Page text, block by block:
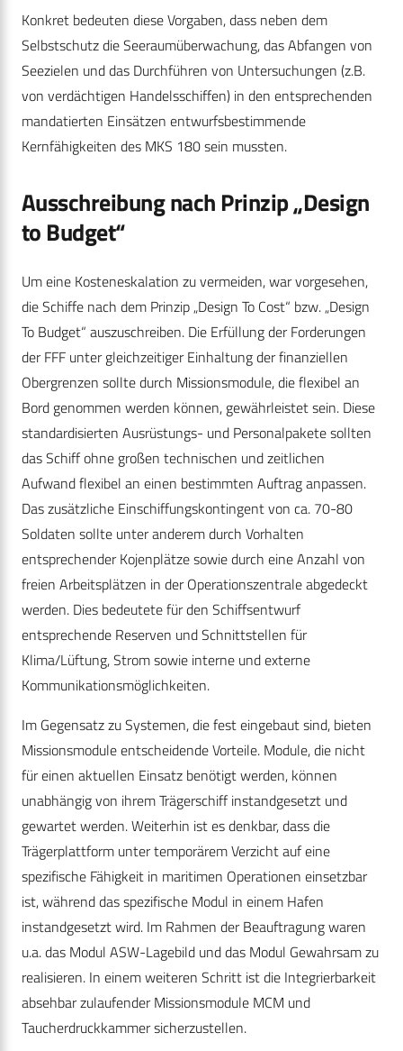
Konkret bedeuten diese Vorgaben, dass neben dem
Selbstschutz die Seeraumüberwachung, das Abfangen von
Seezielen und das Durchführen von Untersuchungen (z.B.
von verdächtigen Handelsschiffen) in den entsprechenden
mandatierten Einsätzen entwurfsbestimmende
Kernfähigkeiten des MKS 180 sein mussten.
Ausschreibung nach Prinzip „Design
to Budget“
Um eine Kosteneskalation zu vermeiden, war vorgesehen,
die Schiffe nach dem Prinzip „Design To Cost“ bzw. „Design
To Budget“ auszuschreiben. Die Erfüllung der Forderungen
der FFF unter gleichzeitiger Einhaltung der finanziellen
Obergrenzen sollte durch Missionsmodule, die flexibel an
Bord genommen werden können, gewährleistet sein. Diese
standardisierten Ausrüstungs- und Personalpakete sollten
das Schiff ohne großen technischen und zeitlichen
Aufwand flexibel an einen bestimmten Auftrag anpassen.
Das zusätzliche Einschiffungskontingent von ca. 70-80
Soldaten sollte unter anderem durch Vorhalten
entsprechender Kojenplätze sowie durch eine Anzahl von
freien Arbeitsplätzen in der Operationszentrale abgedeckt
werden. Dies bedeutete für den Schiffsentwurf
entsprechende Reserven und Schnittstellen für
Klima/Lüftung, Strom sowie interne und externe
Kommunikationsmöglichkeiten.
Im Gegensatz zu Systemen, die fest eingebaut sind, bieten
Missionsmodule entscheidende Vorteile. Module, die nicht
für einen aktuellen Einsatz benötigt werden, können
unabhängig von ihrem Trägerschiff instandgesetzt und
gewartet werden. Weiterhin ist es denkbar, dass die
Trägerplattform unter temporärem Verzicht auf eine
spezifische Fähigkeit in maritimen Operationen einsetzbar
ist, während das spezifische Modul in einem Hafen
instandgesetzt wird. Im Rahmen der Beauftragung waren
u.a. das Modul ASW-Lagebild und das Modul Gewahrsam zu
realisieren. In einem weiteren Schritt ist die Integrierbarkeit
absehbar zulaufender Missionsmodule MCM und
Taucherdruckkammer sicherzustellen.